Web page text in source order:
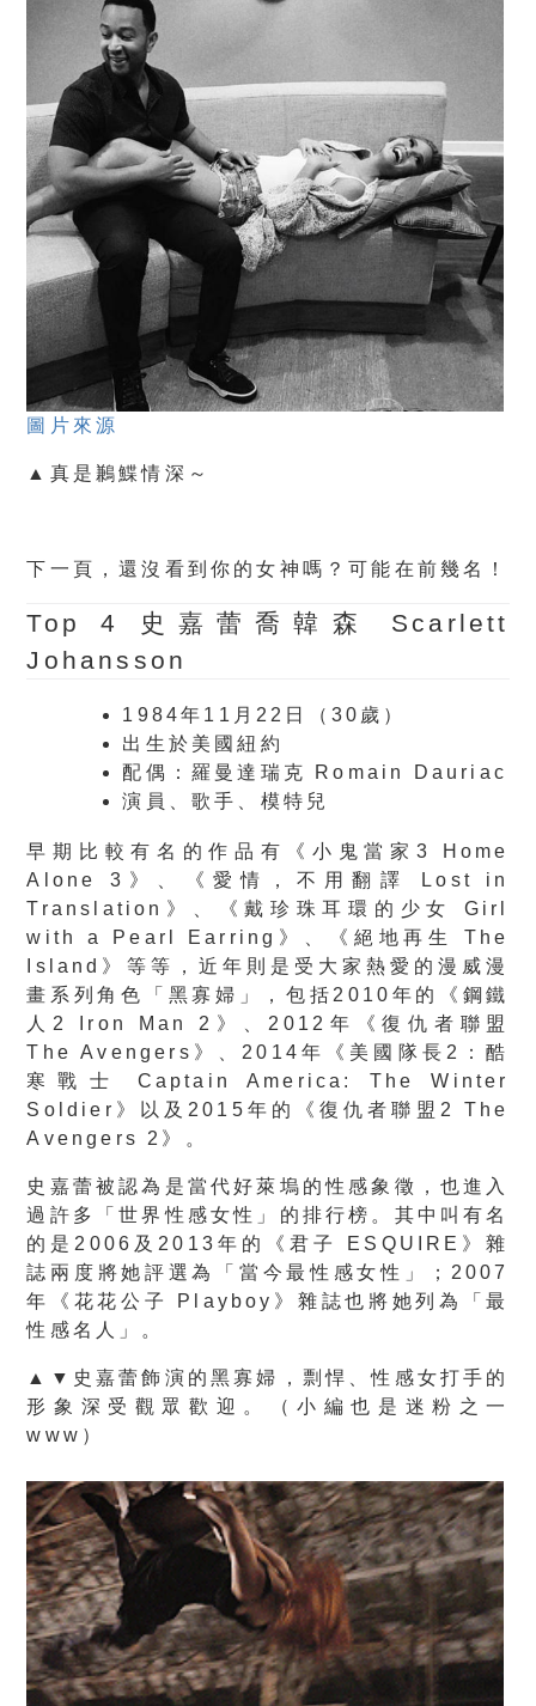
圖片來源
▲真是鶼鰈情深～
下一頁，還沒看到你的女神嗎？可能在前幾名！
Top 4
史嘉蕾喬韓森 Scarlett
Johansson
1984年11月22日（30歲）
出生於美國紐約
配偶：羅曼達瑞克 Romain Dauriac
演員、歌手、模特兒
早期比較有名的作品有《小鬼當家3 Home
Alone 3》、《愛情，不用翻譯 Lost in
Translation》、《戴珍珠耳環的少女 Girl
with a Pearl Earring》、《絕地再生 The
Island》等等，近年則是受大家熱愛的漫威漫
畫系列角色「黑寡婦」，包括2010年的《鋼鐵
人2 Iron Man 2》、2012年《復仇者聯盟
The Avengers》、2014年《美國隊長2：酷
寒戰士 Captain America: The Winter
Soldier》以及2015年的《復仇者聯盟2 The
Avengers 2》。
史嘉蕾被認為是當代好萊塢的性感象徵，也進入
過許多「世界性感女性」的排行榜。其中叫有名
的是2006及2013年的《君子 ESQUIRE》雜
誌兩度將她評選為「當今最性感女性」；2007
年《花花公子 Playboy》雜誌也將她列為「最
性感名人」。
▲▼史嘉蕾飾演的黑寡婦，剽悍、性感女打手的
形象深受觀眾歡迎。
（小編也是迷粉之一
www）